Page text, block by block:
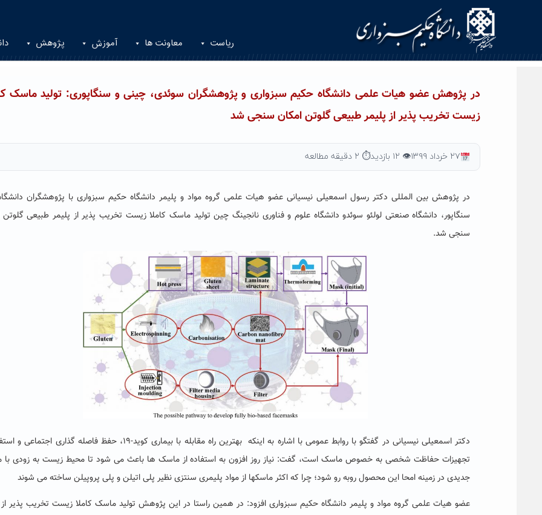
ریاست معاونت ها آموزش پژوهش
در پژوهش عضو هیات علمی دانشگاه حکیم سبزواری و پژوهشگران سوئدی، چینی و سنگاپوری: تولید ماسک
زیست تخریب پذیر از پلیمر طبیعی گلوتن امکان سنجی شد
۲۷ خرداد ۱۳۹۹ 👁 ۱۲ بازدید ⏱ ۲ دقیقه مطالعه
در پژوهش بین المللی دکتر رسول اسمعیلی نیسیانی عضو هیات علمی گروه مواد و پلیمر دانشگاه حکیم سبزواری با پژوهشگران
سنگاپور، دانشگاه صنعتی لولئو سوئدو دانشگاه علوم و فناوری نانجینگ چین تولید ماسک کاملا زیست تخریب پذیر از پلیمر طبیعی گلوتن
سنجی شد.
دکتر اسمعیلی نیسیانی در گفتگو با روابط عمومی با اشاره به اینکه بهترین راه مقابله با بیماری کوید-۱۹، حفظ فاصله
تجهیزات حفاظت شخصی به خصوص ماسک است، گفت: نیاز روز افزون به استفاده از ماسک ها باعث می شود تا محیط زیست به زودی
جدیدی در زمینه امحا این محصول روبه رو شود؛ چرا که اکثر ماسک­ها از مواد پلیمری سنتزی نظیر پلی اتیلن و پلی پروپیلن ساخته می شوند
عضو هیات علمی گروه مواد و پلیمر دانشگاه حکیم سبزواری افزود: در همین راستا در این پژوهش تولید ماسک کاملا زیست تخریب پذیر از